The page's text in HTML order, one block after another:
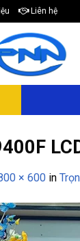
Liên hệ
× 600 in